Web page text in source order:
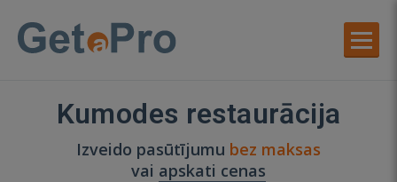
Kumodes restaurācija
Izveido pasūtījumu bez maksas
vai apskati cenas